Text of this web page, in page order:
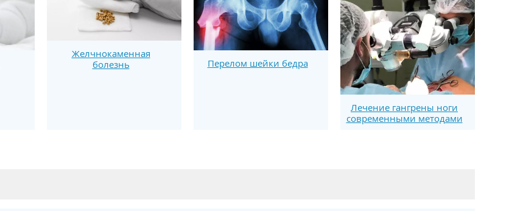
Желчнокаменная
болезнь
Перелом шейки бедра
Лечение гангрены ноги
современными методами